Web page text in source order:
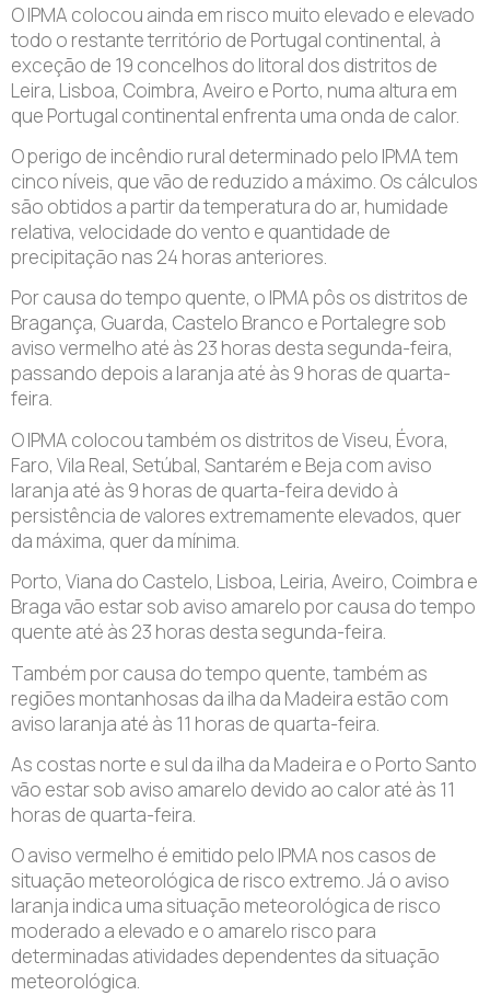
O IPMA colocou ainda em risco muito elevado e elevado
todo o restante território de Portugal continental, à
exceção de 19 concelhos do litoral dos distritos de
Leira, Lisboa, Coimbra, Aveiro e Porto, numa altura em
que Portugal continental enfrenta uma onda de calor.
O perigo de incêndio rural determinado pelo IPMA tem
cinco níveis, que vão de reduzido a máximo. Os cálculos
são obtidos a partir da temperatura do ar, humidade
relativa, velocidade do vento e quantidade de
precipitação nas 24 horas anteriores.
Por causa do tempo quente, o IPMA pôs os distritos de
Bragança, Guarda, Castelo Branco e Portalegre sob
aviso vermelho até às 23 horas desta segunda-feira,
passando depois a laranja até às 9 horas de quarta-
feira.
O IPMA colocou também os distritos de Viseu, Évora,
Faro, Vila Real, Setúbal, Santarém e Beja com aviso
laranja até às 9 horas de quarta-feira devido à
persistência de valores extremamente elevados, quer
da máxima, quer da mínima.
Porto, Viana do Castelo, Lisboa, Leiria, Aveiro, Coimbra e
Braga vão estar sob aviso amarelo por causa do tempo
quente até às 23 horas desta segunda-feira.
Também por causa do tempo quente, também as
regiões montanhosas da ilha da Madeira estão com
aviso laranja até às 11 horas de quarta-feira.
As costas norte e sul da ilha da Madeira e o Porto Santo
vão estar sob aviso amarelo devido ao calor até às 11
horas de quarta-feira.
O aviso vermelho é emitido pelo IPMA nos casos de
situação meteorológica de risco extremo. Já o aviso
laranja indica uma situação meteorológica de risco
moderado a elevado e o amarelo risco para
determinadas atividades dependentes da situação
meteorológica.